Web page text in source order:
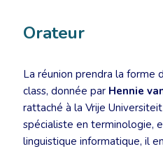
Orateur
La réunion prendra la forme
class, donnée par Hennie
rattaché à la Vrije
spécialiste en terminologie,
linguistique informatique, il